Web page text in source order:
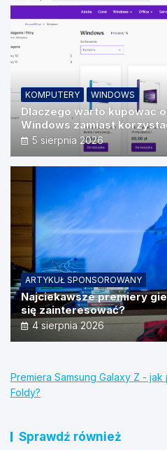
KOMPUTERY WINDOWS
Dlaczego warto kupować
Windows zamiast
źródeł?
5 sierpnia 2026
ARTYKUŁ SPONSOROWANY
Najciekawsze premiery
się zainteresować?
4 sierpnia 2026
Premiera Samsung Galaxy Z -
Foldy?
Sprawdź również